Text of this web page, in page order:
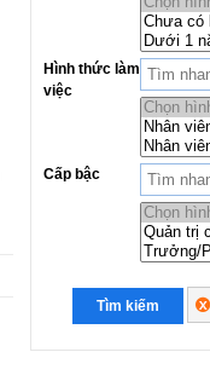
Hình thức làm
việc
Cấp bậc
Tìm kiếm